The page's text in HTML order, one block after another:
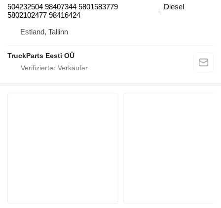
504232504 98407344 5801583779
5802102477 98416424
Diesel
Estland, Tallinn
TruckParts Eesti OÜ